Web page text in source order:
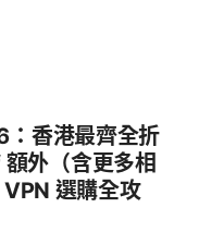
香港最齊全折
外（含更多相
選購全攻